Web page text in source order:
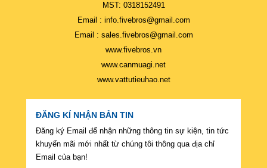
MST: 0318152491
Email : info.fivebros@gmail.com
Email : sales.fivebros@gmail.com
www.fivebros.vn
www.canmuagi.net
www.vattutieuhao.net
ĐĂNG KÍ NHẬN BẢN TIN
Đăng ký Email để nhận những thông tin sự kiện, tin tức
khuyến mãi mới nhất từ chúng tôi thông qua địa chỉ
Email của bạn!